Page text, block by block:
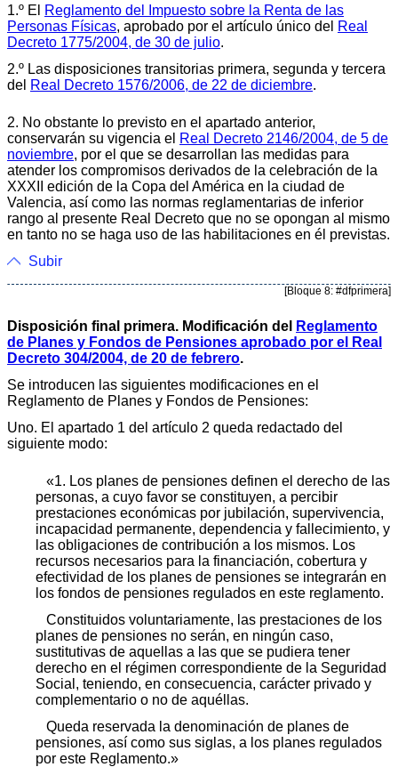
1.º El
Reglamento del Impuesto sobre la Renta de las
Personas Físicas, aprobado por el artículo único del Real
Decreto 1775/2004, de 30 de julio.
2.º Las disposiciones transitorias primera, segunda y tercera
del Real Decreto 1576/2006, de 22 de diciembre.
2. No obstante lo previsto en el apartado anterior,
conservarán su vigencia el Real Decreto 2146/2004, de 5 de
noviembre, por el que se desarrollan las medidas para
atender los compromisos derivados de la celebración de la
XXXII edición de la Copa del América en la ciudad de
Valencia, así como las normas reglamentarias de inferior
rango al presente Real Decreto que no se opongan al mismo
en tanto no se haga uso de las habilitaciones en él previstas.
Subir
[Bloque 8: #dfprimera]
Disposición final primera. Modificación del
Reglamento
de Planes y Fondos de Pensiones aprobado por el Real
Decreto 304/2004, de 20 de febrero.
Se introducen las siguientes modificaciones en el
Reglamento de Planes y Fondos de Pensiones:
Uno. El apartado 1 del artículo 2 queda redactado del
siguiente modo:
«1. Los planes de pensiones definen el derecho de las
personas, a cuyo favor se constituyen, a percibir
prestaciones económicas por jubilación, supervivencia,
incapacidad permanente, dependencia y fallecimiento, y
las obligaciones de contribución a los mismos. Los
recursos necesarios para la financiación, cobertura y
efectividad de los planes de pensiones se integrarán en
los fondos de pensiones regulados en este reglamento.
Constituidos voluntariamente, las prestaciones de los
planes de pensiones no serán, en ningún caso,
sustitutivas de aquellas a las que se pudiera tener
derecho en el régimen correspondiente de la Seguridad
Social, teniendo, en consecuencia, carácter privado y
complementario o no de aquéllas.
Queda reservada la denominación de planes de
pensiones, así como sus siglas, a los planes regulados
por este Reglamento.»